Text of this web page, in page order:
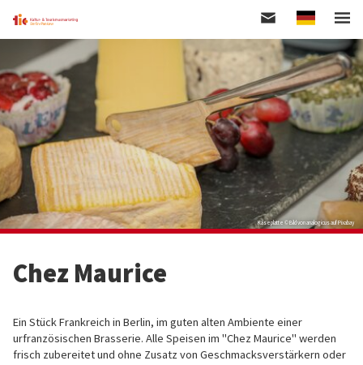
Inhalt
German
Käseplatte © Bild von analogicus auf Pixabay
Chez Maurice
Ein Stück Frankreich in Berlin, im guten alten Ambiente einer
urfranzösischen Brasserie. Alle Speisen im "Chez Maurice" werden
frisch zubereitet und ohne Zusatz von Geschmacksverstärkern oder